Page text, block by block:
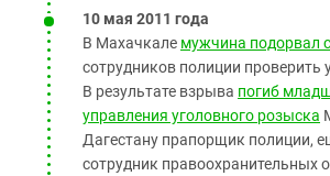
10 мая 2011 года
В Махачкале мужчина подорвал
сотрудников полиции проверить
В результате взрыва погиб
управления уголовного розыска
Дагестану прапорщик полиции,
сотрудник правоохранительных